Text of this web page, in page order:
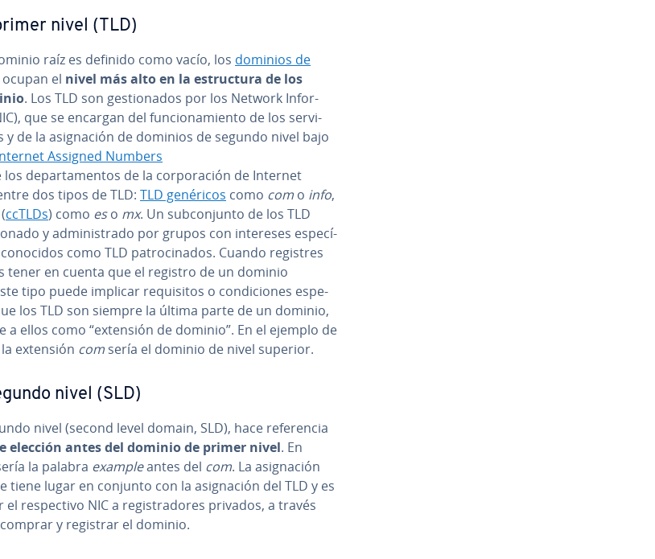
nivel (TLD)
raíz es definido como vacío, los dominios de
ocupan el nivel más alto en la es­tru­c­tu­ra de los
. Los TLD son ge­s­tio­na­dos por los Network In­fo­r­
que se encargan del fu­n­cio­na­mie­n­to de los se­r­vi­
y de la asi­g­na­ción de dominios de segundo nivel bajo
Assigned Numbers
los de­pa­r­ta­me­n­tos de la co­r­po­ra­ción de Internet
dos tipos de TLD: TLD genéricos como com o info,
ccTLDs) como eso mx. Un su­b­co­n­ju­n­to de los TLD
y ad­mi­ni­s­tra­do por grupos con intereses es­pe­cí­
como TLD pa­tro­ci­na­dos. Cuando registres
tener en cuenta que el registro de un dominio
tipo puede implicar re­qui­si­tos o co­n­di­cio­nes es­pe­
los TLD son siempre la última parte de un dominio,
a ellos como “extensión de dominio”. En el ejemplo de
extensión com sería el dominio de nivel superior.
nivel (SLD)
nivel (second level domain, SLD), hace re­fe­re­n­cia
elección antes del dominio de primer nivel. En
la palabra exampleantes del com. La asi­g­na­ción
tiene lugar en conjunto con la asi­g­na­ción del TLD y es
el re­s­pe­c­ti­vo NIC a re­gi­s­tra­do­res privados, a través
y registrar el dominio.